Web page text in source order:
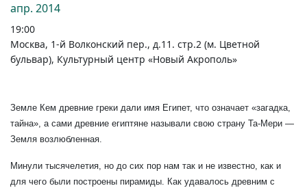
апр. 2014
19:00
Москва, 1-й Волконский пер., д.11. стр.2 (м. Цветной
бульвар), Культурный центр «Новый Акрополь»
Земле Кем древние греки дали имя Египет, что означает «загадка,
тайна», а сами древние египтяне называли свою страну Та-Мери —
Земля возлюбленная.
Минули тысячелетия, но до сих пор нам так и не известно, как и
для чего были построены пирамиды. Как удавалось древним с